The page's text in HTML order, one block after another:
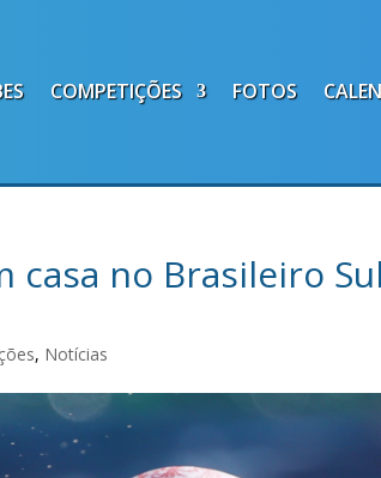
COMPETIÇÕES FOTOS
no Brasileiro
, Notícias